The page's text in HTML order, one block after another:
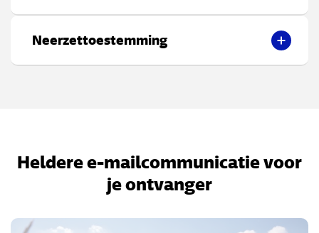
Neerzettoestemming
Heldere e-mailcommunicatie voor
je ontvanger